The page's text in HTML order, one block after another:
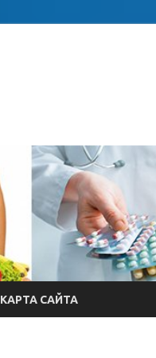
КАРТА САЙТА